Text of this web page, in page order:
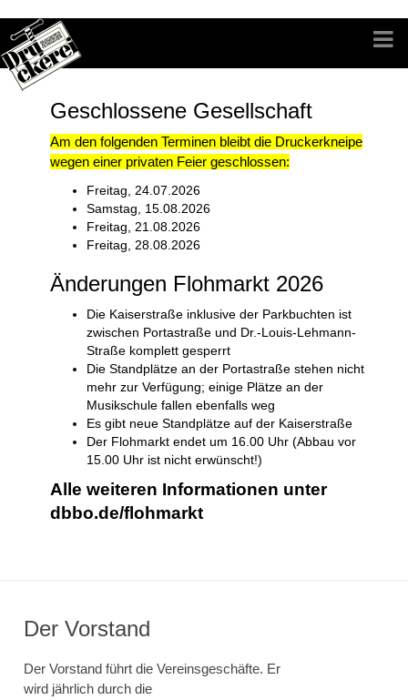
Geschlossene Gesellschaft
Am den folgenden Terminen bleibt die Druckerkneipe
wegen einer privaten Feier geschlossen:
Freitag, 24.07.2026
Samstag, 15.08.2026
Freitag, 21.08.2026
Freitag, 28.08.2026
Änderungen Flohmarkt 2026
Die Kaiserstraße inklusive der Parkbuchten ist
zwischen Portastraße und Dr.-L ouis-Lehmann-
Straße komplett gesperrt
Die Standplätze an der Portastraße stehen nicht
mehr zur Verfügung; einige Plätze an der
Musikschule fallen ebenfalls weg
Es gibt neue Standplätze auf der Kaiserstraße
Der Flohmarkt endet um 16.00 Uhr (Abbau vor
15.00 Uhr ist nicht erwünscht!)
Alle weiteren Informationen unter
dbbo.de/flohmarkt
Der Vorstand
Der Vorstand führt die Vereinsgeschäfte. Er
wird jährlich durch die